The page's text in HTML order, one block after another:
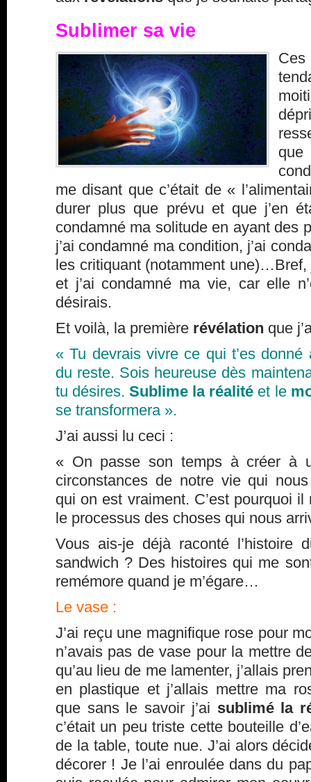
Sublimer sa vie
Ces
me disant que c’était de «
durer plus que prévu et que j’en
condamné ma solitude en ayant des
j’ai condamné ma condition, j’ai
les critiquant (notamment une)…Bref,
et j’ai condamné ma vie, car elle
désirais.
Et voilà, la première révélation que
« Tu devrais vivre ce qui t’es
du reste. Sois heureuse dès
tu désires.Sublime la réalité et le
se transformera ».
J’ai aussi lu ceci :
« On passe son temps à créer à
circonstances de notre vie qui nous
qui on est vraiment. C’est pourquoi
le processus des choses qui nous
Vous ais-je déjà raconté l’histoire
sandwich ? Des histoires qui me
remémore quand je m’égare…
Le vase :
J’ai reçu une magnifique rose pour
n’avais pas de vase pour la mettre
qu’au lieu de me lamenter, j’allais
en plastique et j’allais mettre ma
que sans le savoir j’ai sublimé la
c’était un peu triste cette bouteille
de la table, toute nue. J’ai alors
décorer ! Je l’ai enroulée dans du